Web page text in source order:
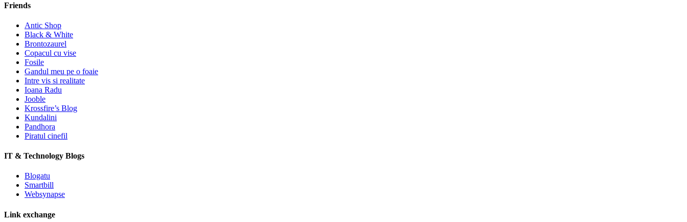
Friends
Antic Shop
Black & White
Brontozaurel
Copacul cu vise
Fosile
Gandul meu pe o foaie
Intre vis si realitate
Ioana Radu
Jooble
Krossfire’s Blog
Kundalini
Pandhora
Piratul cinefil
IT & Technology Blogs
Blogatu
Smartbill
Websynapse
Link exchange